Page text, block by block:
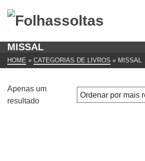
MISSAL
HOME » CATEGORIAS DE LIVROS » MISSAL
Apenas um
resultado